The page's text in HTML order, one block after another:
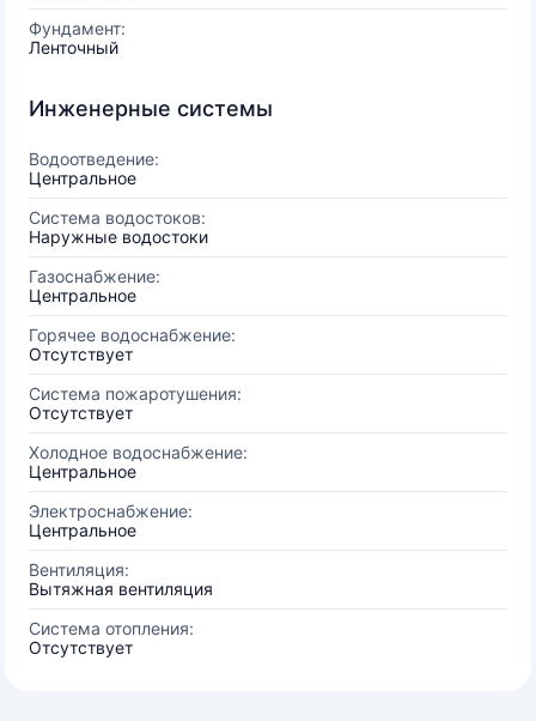
Фундамент:
Ленточный
Инженерные системы
Водоотведение:
Центральное
Система водостоков:
Наружные водостоки
Газоснабжение:
Центральное
Горячее водоснабжение:
Отсутствует
Система пожаротушения:
Отсутствует
Холодное водоснабжение:
Центральное
Электроснабжение:
Центральное
Вентиляция:
Вытяжная вентиляция
Система отопления:
Отсутствует